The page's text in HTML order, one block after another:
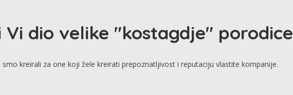
Vi dio velike "kostagdje" porodice
kreirali za one koji žele kreirati prepoznatljivost i reputaciju vlastite kompanije.